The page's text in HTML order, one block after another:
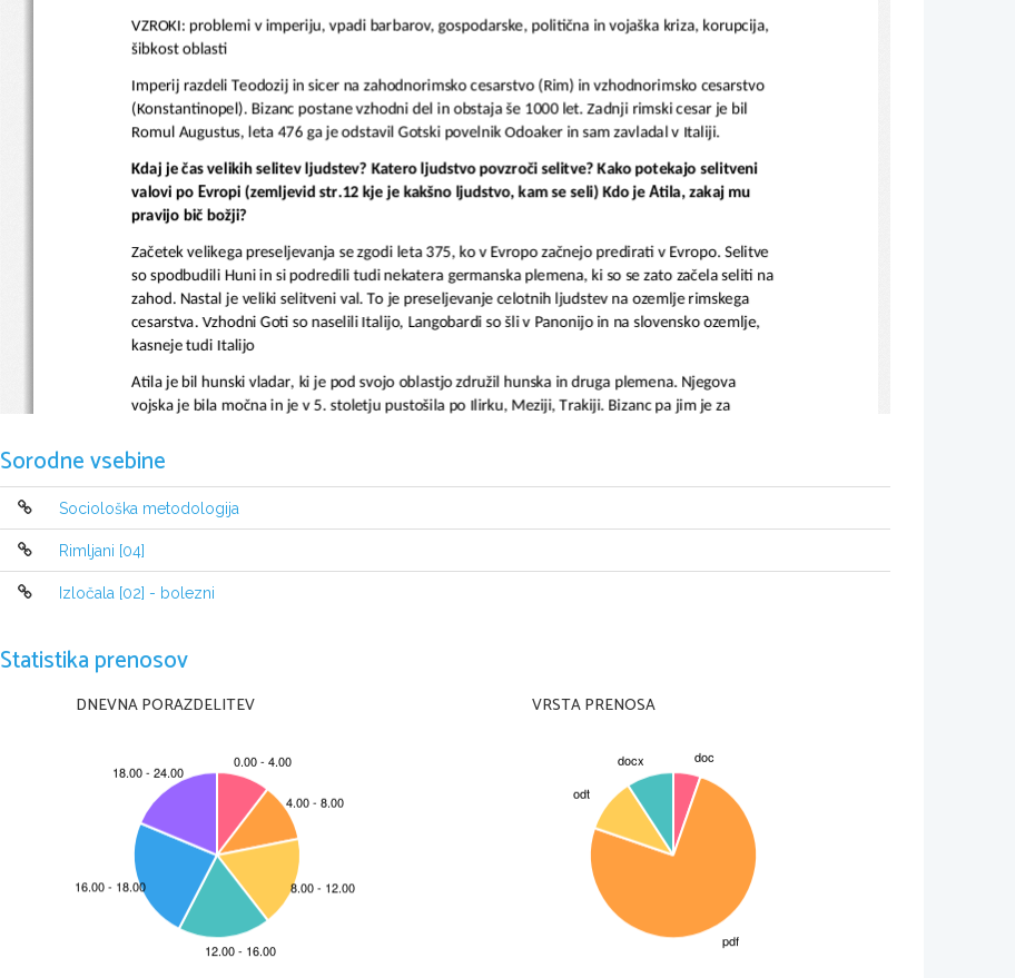
VZROKI: problemi v imperiju, vpadi barbarov, gospodarske, politična in vojaška kriza, korupcija,
šibkost oblasti
Imperij razdeli Teodozij in sicer na zahodnorimsko cesarstvo (Rim) in vzhodnorimsko cesarstvo
(Konstantinopel). Bizanc postane vzhodni del in obstaja še 1000 let. Zadnji rimski cesar je bil
Romul Augustus, leta 476 ga je odstavil Gotski povelnik Odoaker in sam zavladal v Italiji.
Kdaj je čas velikih selitev ljudstev? Katero ljudstvo povzroči selitve? Kako potekajo selitveni
valovi po Evropi (zemljevid str.12 kje je kakšno ljudstvo, kam se seli) Kdo je Atila, zakaj mu
pravijo bič božji?
Začetek velikega preseljevanja se zgodi leta 375, ko v Evropo začnejo predirati v Evropo. Selitve
so spodbudili Huni in si podredili tudi nekatera germanska plemena, ki so se zato začela seliti na
zahod. Nastal je veliki selitveni val. To je preseljevanje celotnih ljudstev na ozemlje rimskega
cesarstva. Vzhodni Goti so naselili Italijo, Langobardi so šli v Panonijo in na slovensko ozemlje,
kasneje tudi Italijo
Atila je bil hunski vladar, ki je pod svojo oblastjo združil hunska in druga plemena. Njegova
vojska je bila močna in je v 5. stoletju pustošila po Ilirku, Meziji, Trakiji. Bizanc pa jim je za
Emono. Po njegovi smrti je hunska vojska razpadla. Postal je legendarna osebnost v rimskem,
vojaških prodorov in velikih hunskih pustošenj.
germanskih držav?
Germani so politično dobro organizirana ljudstva z bogato kulturo. V času naselitve na rimsko
Razvila se je bogata umetniška dejavost. Poznali so prefinjene tehnike obdelovanja kovin, dragih
germansko pravo in v imenu cesarja staroselcem, za katere je veljalo rimsko pravo. Sodelovali so
Sorodne vsebine
Sociološka metodologija
Rimljani [04]
Izločala [02] - bolezni
Statistika prenosov
DNEVNA PORAZDELITEV VRSTA PRENOSA